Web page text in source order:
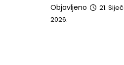
Objavljeno
21.
2026.